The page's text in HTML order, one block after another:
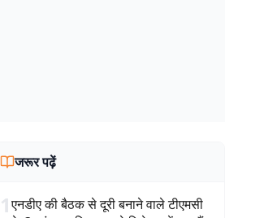
जरूर पढ़ें
1एनडीए की बैठक से दूरी बनाने वाले टीएमसी